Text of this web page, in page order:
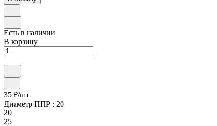
Есть в наличии
В корзину
35 ₽/шт
Диаметр ППР : 20
20
25